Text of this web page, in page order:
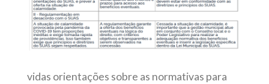
vidas orientações sobre as normativas para